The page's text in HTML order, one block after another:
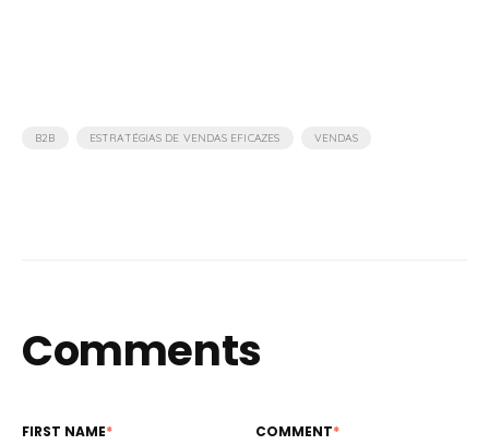
B2B ESTRATÉGIAS DE VENDAS EFICAZES VENDAS
Comments
FIRST NAME* COMMENT*